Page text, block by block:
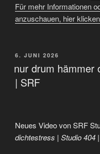
Für mehr Informationen
anzuschauen, hier
VERÖFFENTLICHT
6. JUNI 2026
nur drum hämmer
| SRF
Neues Video von SRF
dichtestress | Studio 404